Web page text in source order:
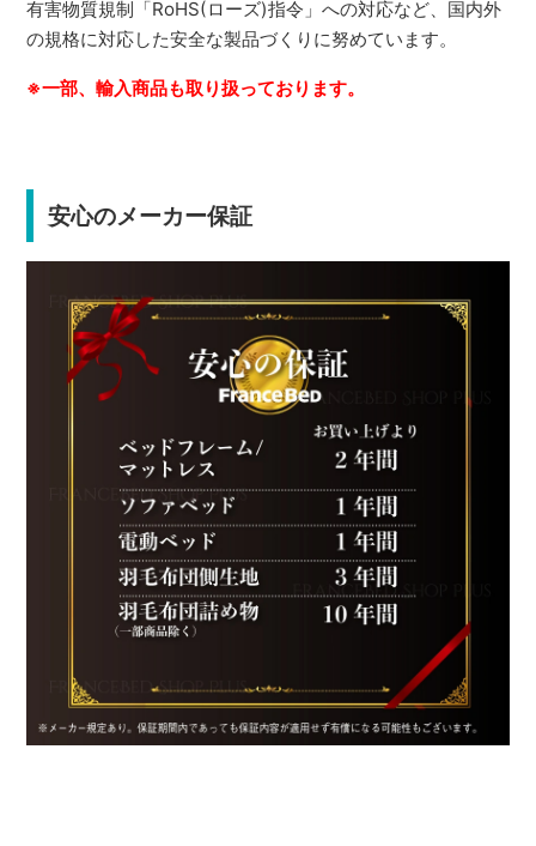
有害物質規制「RoHS(ローズ)指令」への対応など、国内外
の規格に対応した安全な製品づくりに努めています。
※一部、輸入商品も取り扱っております。
安心のメーカー保証